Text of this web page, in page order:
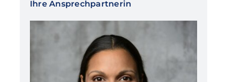
Ihre Ansprechpartnerin